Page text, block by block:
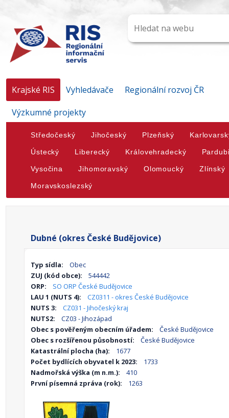
Krajské RIS Vyhledávače
Regionální rozvoj ČR
Výzkumné projekty
Středočeský Jihočeský Plzeňský
Ústecký Liberecký Královehradecký
Vysočina Jihomoravský Olomoucký Zlínský
Moravskoslezský
Dubné (okres České Budějovice)
Typ sídla:
Obec
ZUJ (kód obce):
544442
ORP:
SO ORP České Budějovice
LAU 1 (NUTS 4):
CZ0311 - okres České Budějovice
NUTS 3:
CZ031 - Jihočeský kraj
NUTS2:
CZ03 - Jihozápad
Obec s pověřeným obecním úřadem:
České Budějovice
Obec s rozšířenou působností:
České Budějovice
Katastrální plocha (ha):
1677
Počet bydlících obyvatel k 2023:
1733
Nadmořská výška (m n.m.):
410
První písemná zpráva (rok):
1263